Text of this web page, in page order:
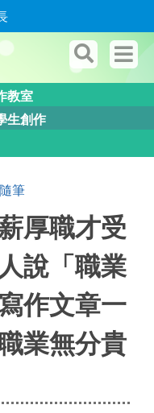
教室
生創作
筆
厚職才受
說「職業
作文章一
業無分貴